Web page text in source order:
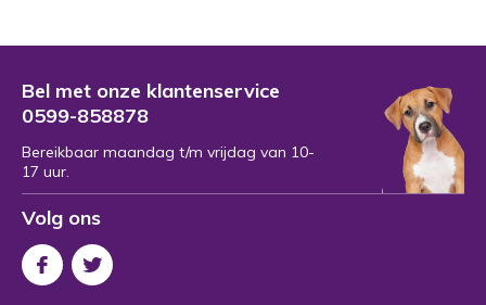
Bel met onze klantenservice
0599-858878
Bereikbaar maandag t/m vrijdag van 10-
17 uur.
Volg ons